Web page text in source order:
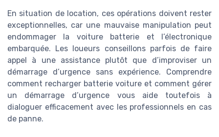
En situation de location, ces opérations doivent rester
exceptionnelles, car une mauvaise manipulation peut
endommager la voiture batterie et l’électronique
embarquée. Les loueurs conseillons parfois de faire
appel à une assistance plutôt que d’improviser un
démarrage d’urgence sans expérience. Comprendre
comment recharger batterie voiture et comment gérer
un démarrage d’urgence vous aide toutefois à
dialoguer efficacement avec les professionnels en cas
de panne.